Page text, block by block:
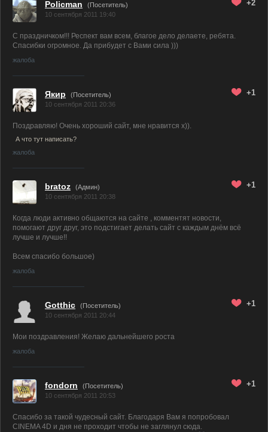
Policman
(Посетитель)
10 сентября 2011 19:40
+2
С праздничком!!! Респект вам всем, благое дело делаете, ребята.
Спасибки огромное. Да прибудет с Вами сила )))
жалоба
Якир
(Посетитель)
10 сентября 2011 20:36
+1
Поздравляю! Очень хороший сайт, мне нравится х)).
А что тут написать?
жалоба
bratoz (Админ)
10 сентября 2011 20:38
+1
Когда люди активно общаются на сайте , комментят новости,
помогают друг друг, это подстигает делать сайт с каждым днём всё
лучше и лучше!!
Всем спасибо большое)
жалоба
Gotthic
(Посетитель)
10 сентября 2011 20:44
+1
Мои поздравления! Желаю дальнейшего роста
жалоба
fondorn
(Посетитель)
10 сентября 2011 20:53
+1
Спасибо за такой чудесный сайт. Благодаря Вам я попробовал
CINEMA 4D и дня не проходит чтобы не заглянул сюда.